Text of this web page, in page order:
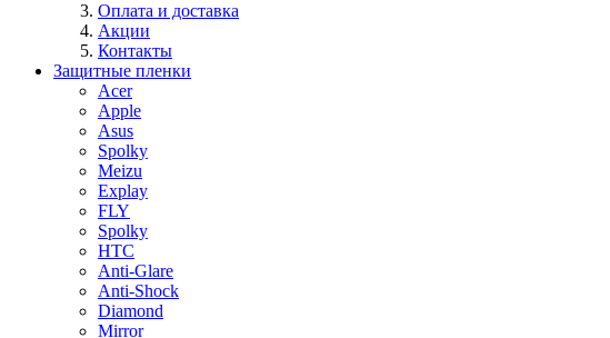
Оплата и доставка
Акции
Контакты
Защитные пленки
Acer
Apple
Asus
Spolky
Meizu
Explay
FLY
Spolky
HTC
Anti-Glare
Anti-Shock
Diamond
Mirror